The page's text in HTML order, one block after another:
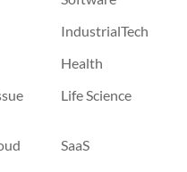
IndustrialTech
Health
Life Science
SaaS